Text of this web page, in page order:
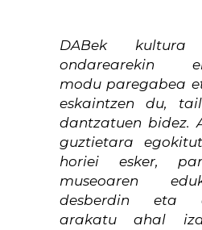
DABek
ondarearekin
modu paregabea
eskaintzen du,
dantzatuen bidez.
guztietara
horiei esker,
museoaren
desberdin eta
arakatu ahal